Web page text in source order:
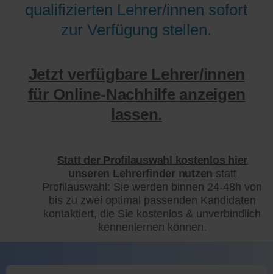
qualifizierten Lehrer/innen sofort
zur Verfügung stellen.
Jetzt verfügbare Lehrer/innen
für Online-Nachhilfe anzeigen
lassen.
Statt der Profilauswahl kostenlos hier
unseren Lehrerfinder nutzen statt
Profilauswahl: Sie werden binnen 24-48h von
bis zu zwei optimal passenden Kandidaten
kontaktiert, die Sie kostenlos & unverbindlich
kennenlernen können.